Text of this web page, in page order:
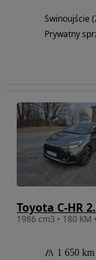
Świnoujście
Prywatny
1 650 km